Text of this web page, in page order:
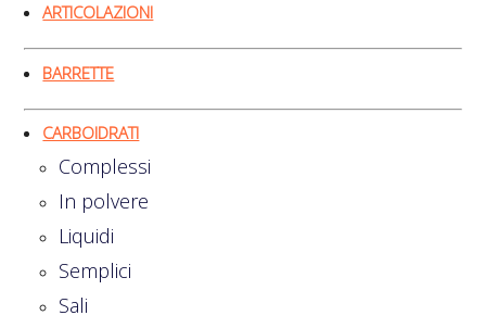
ARTICOLAZIONI
BARRETTE
CARBOIDRATI
Complessi
In polvere
Liquidi
Semplici
Sali